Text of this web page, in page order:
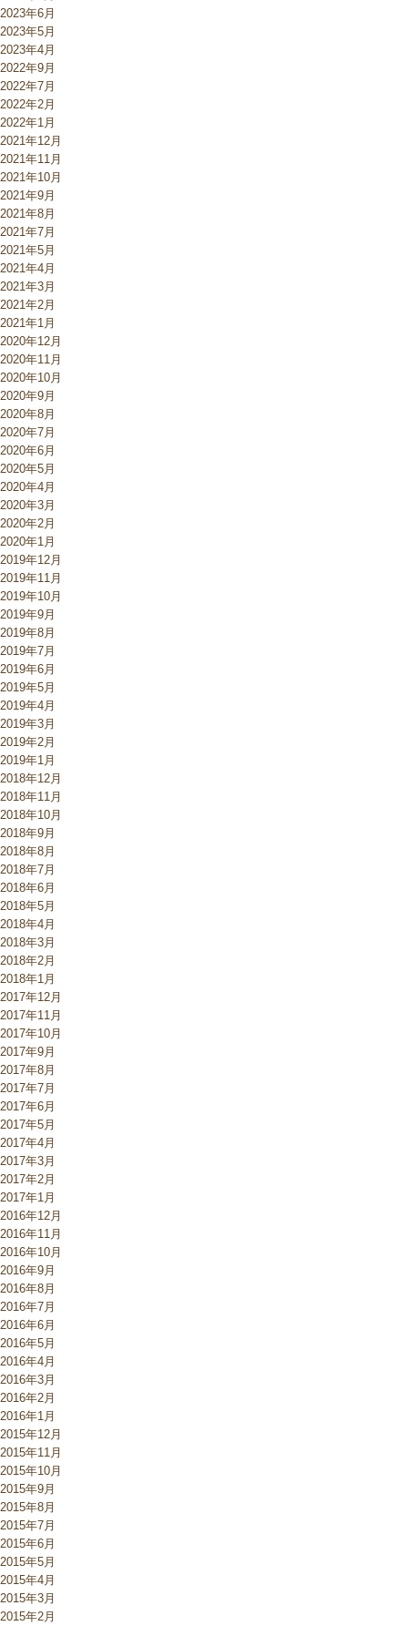
2023年6月
2023年5月
2023年4月
2022年9月
2022年7月
2022年2月
2022年1月
2021年12月
2021年11月
2021年10月
2021年9月
2021年8月
2021年7月
2021年5月
2021年4月
2021年3月
2021年2月
2021年1月
2020年12月
2020年11月
2020年10月
2020年9月
2020年8月
2020年7月
2020年6月
2020年5月
2020年4月
2020年3月
2020年2月
2020年1月
2019年12月
2019年11月
2019年10月
2019年9月
2019年8月
2019年7月
2019年6月
2019年5月
2019年4月
2019年3月
2019年2月
2019年1月
2018年12月
2018年11月
2018年10月
2018年9月
2018年8月
2018年7月
2018年6月
2018年5月
2018年4月
2018年3月
2018年2月
2018年1月
2017年12月
2017年11月
2017年10月
2017年9月
2017年8月
2017年7月
2017年6月
2017年5月
2017年4月
2017年3月
2017年2月
2017年1月
2016年12月
2016年11月
2016年10月
2016年9月
2016年8月
2016年7月
2016年6月
2016年5月
2016年4月
2016年3月
2016年2月
2016年1月
2015年12月
2015年11月
2015年10月
2015年9月
2015年8月
2015年7月
2015年6月
2015年5月
2015年4月
2015年3月
2015年2月